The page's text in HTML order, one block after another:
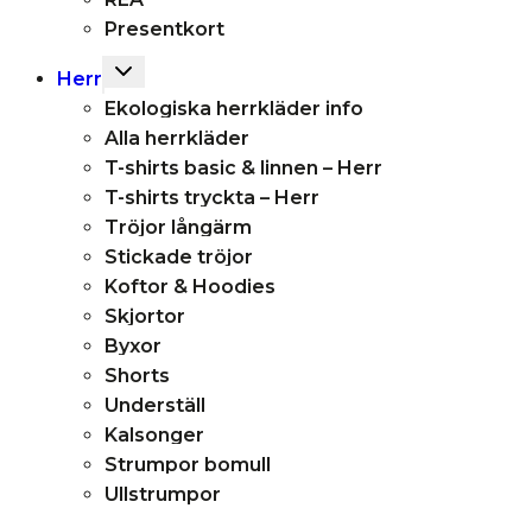
Presentkort
Herr
Toggle
menu
Ekologiska herrkläder info
Alla herrkläder
T-shirts basic & linnen – Herr
T-shirts tryckta – Herr
Tröjor långärm
Stickade tröjor
Koftor & Hoodies
Skjortor
Byxor
Shorts
Underställ
Kalsonger
Strumpor bomull
Ullstrumpor